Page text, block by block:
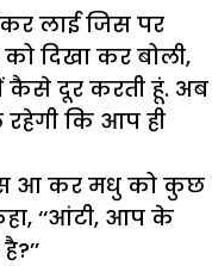
कर लाई जिस पर
दिखा कर बोली,
कैसे दूर करती हूं. अब
कि आप ही
आ कर मधु को कुछ
‘‘आंटी, आप के